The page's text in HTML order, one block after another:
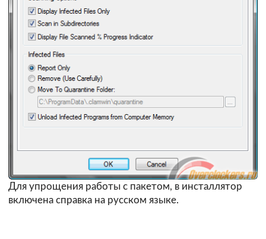
Для упрощения работы с пакетом, в инсталлятор
включена справка на русском языке.